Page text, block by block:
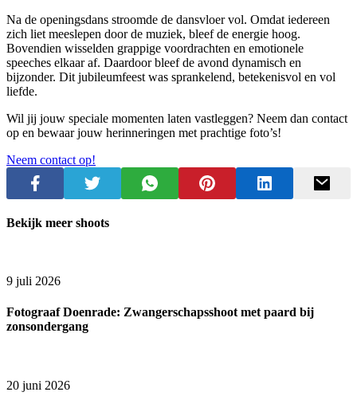
Na de openingsdans stroomde de dansvloer vol. Omdat iedereen
zich liet meeslepen door de muziek, bleef de energie hoog.
Bovendien wisselden grappige voordrachten en emotionele
speeches elkaar af. Daardoor bleef de avond dynamisch en
bijzonder. Dit jubileumfeest was sprankelend, betekenisvol en vol
liefde.
Wil jij jouw speciale momenten laten vastleggen? Neem dan contact
op en bewaar jouw herinneringen met prachtige foto’s!
Neem contact op!
Bekijk meer shoots
9 juli 2026
Fotograaf Doenrade: Zwangerschapsshoot met paard bij
zonsondergang
20 juni 2026